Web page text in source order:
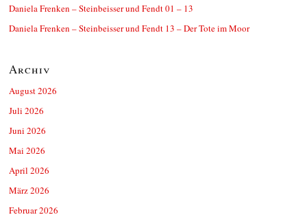
Daniela Frenken – Steinbeisser und Fendt 01 – 13
Daniela Frenken – Steinbeisser und Fendt 13 – Der Tote im Moor
Archiv
August 2026
Juli 2026
Juni 2026
Mai 2026
April 2026
März 2026
Februar 2026